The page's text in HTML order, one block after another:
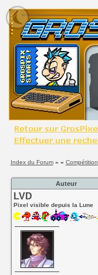
Index du Forum» » Compétition
Auteur
LVD
Pixel visible depuis la Lune